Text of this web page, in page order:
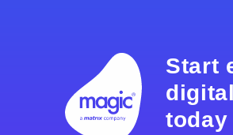
Start
today